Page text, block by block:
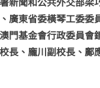
廣東省委橫琴工委委
門基金會行政委員會
長、龐川副校長、鄺